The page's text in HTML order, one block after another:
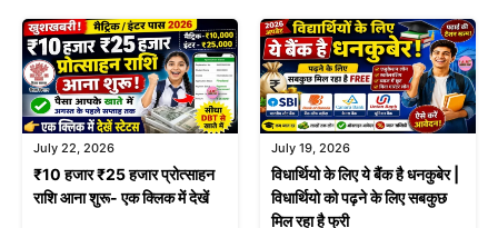
July 22, 2026
₹10 हजार ₹25 हजार प्रोत्साहन
राशि आना शुरू- एक क्लिक में देखें
July 19, 2026
विधार्थियो के लिए ये बैंक है धनकुबेर |
विधार्थियो को पढ़ने के लिए सबकुछ
मिल रहा है फ्री